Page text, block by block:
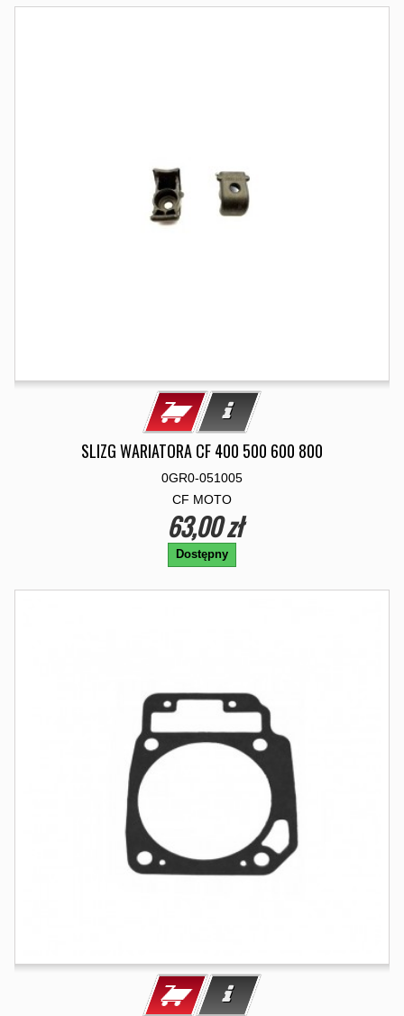
SLIZG WARIATORA CF 400 500 600 800
0GR0-051005
CF MOTO
63,00 zł
Dostępny